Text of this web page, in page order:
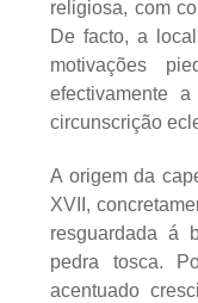
religiosa, com
De facto, a
motivações
efectivamente
circunscrição
A origem da
XVII,
resguardada á
pedra tosca.
acentuado